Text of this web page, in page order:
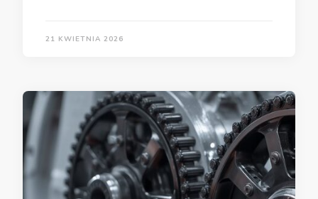
21 KWIETNIA 2026